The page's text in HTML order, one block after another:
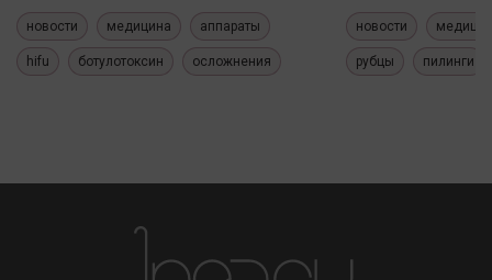
новости медицина аппараты
hifu ботулотоксин осложнения
новости
рубцы пилинги